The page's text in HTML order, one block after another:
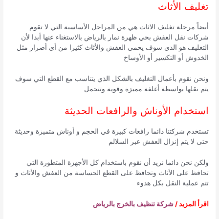
تغليف الأثاث
أيضاً مرحلة تغليف الاثاث هي من المراحل الأساسية التي لا تقوم
شركات نقل العفش بحي ظهرة نمار بالرياض بالاستغناء عنها أبدا لأن
التغليف هو الذي سوف يحمي العفش والأثاث كثيرا من أي أضرار مثل
الخدوش أو التكسير أو الأوساخ
ونحن نقوم بأعمال التغليف بالشكل الذي يتناسب مع القطع التي سوف
يتم نقلها بواسطة أغلفة مميزة وقوية وتتحمل
استخدام الأوناش والرافعات الحديثة
تستخدم شركتنا دائما رافعات كبيرة في الحجم و أوناش متميزة وحديثة
حتى لا يتم إنزال العفش عبر السلالم
ولكن نحن دائما نريد أن نقوم باستخدام كل الأجهزة المتطورة التي
تحافظ على الأثاث وتحافظ على القطع الحساسة من العفش والأثاث و
تتم عملية النقل بكل هدوء
اقرأ المزيد /شركة تنظيف بالخرج بالرياض